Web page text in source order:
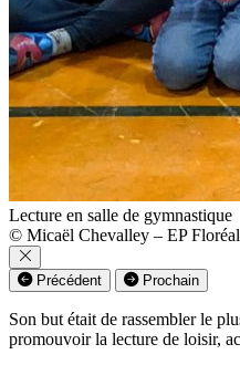
Lecture en salle de gymnastique
© Micaël Chevalley – EP Floréal
Précédent Prochain
Son but était de rassembler le
promouvoir la lecture de loisir,